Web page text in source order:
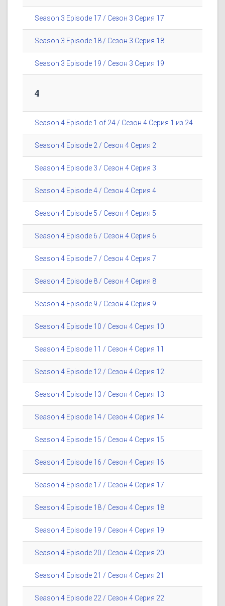
Season 3 Episode 17 / Сезон 3 Серия 17
Season 3 Episode 18 / Сезон 3 Серия 18
Season 3 Episode 19 / Сезон 3 Серия 19
4
Season 4 Episode 1 of 24 / Сезон 4 Серия 1 из 24
Season 4 Episode 2 / Сезон 4 Серия 2
Season 4 Episode 3 / Сезон 4 Серия 3
Season 4 Episode 4 / Сезон 4 Серия 4
Season 4 Episode 5 / Сезон 4 Серия 5
Season 4 Episode 6 / Сезон 4 Серия 6
Season 4 Episode 7 / Сезон 4 Серия 7
Season 4 Episode 8 / Сезон 4 Серия 8
Season 4 Episode 9 / Сезон 4 Серия 9
Season 4 Episode 10 / Сезон 4 Серия 10
Season 4 Episode 11 / Сезон 4 Серия 11
Season 4 Episode 12 / Сезон 4 Серия 12
Season 4 Episode 13 / Сезон 4 Серия 13
Season 4 Episode 14 / Сезон 4 Серия 14
Season 4 Episode 15 / Сезон 4 Серия 15
Season 4 Episode 16 / Сезон 4 Серия 16
Season 4 Episode 17 / Сезон 4 Серия 17
Season 4 Episode 18 / Сезон 4 Серия 18
Season 4 Episode 19 / Сезон 4 Серия 19
Season 4 Episode 20 / Сезон 4 Серия 20
Season 4 Episode 21 / Сезон 4 Серия 21
Season 4 Episode 22 / Сезон 4 Серия 22